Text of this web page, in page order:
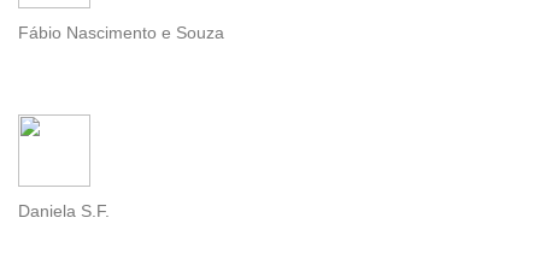
Fábio Nascimento e Souza
Daniela S.F.